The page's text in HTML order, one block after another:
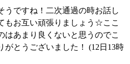
うですね！二次通過の時お話し
もお互い頑張りましょう☆ここ
はあまり良くないと思うのでこ
がとうございました！ (12日13時